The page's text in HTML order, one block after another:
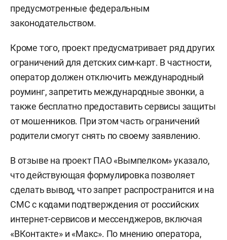
предусмотренные федеральным
законодательством.
Кроме того, проект предусматривает ряд других
ограничений для детских сим-карт. В частности,
оператор должен отключить международный
роуминг, запретить международные звонки, а
также бесплатно предоставить сервисы защиты
от мошенников. При этом часть ограничений
родители смогут снять по своему заявлению.
В отзыве на проект ПАО «Вымпелком» указало,
что действующая формулировка позволяет
сделать вывод, что запрет распространится и на
СМС с кодами подтверждения от российских
интернет-сервисов и мессенджеров, включая
«ВКонтакте» и «Макс». По мнению оператора,